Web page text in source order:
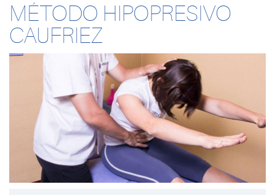
MÉTODO HIPOPRESIVO
CAUFRIEZ